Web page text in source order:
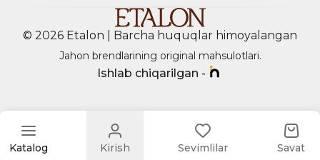
© 2026 Etalon | Barcha huquqlar himoyalangan
Jahon brendlarining original mahsulotlari.
Ishlab chiqarilgan -
Katalog Kirish Sevimlilar Savat